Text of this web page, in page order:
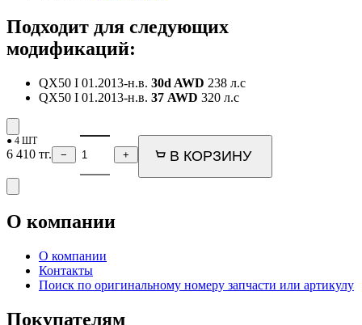
Подходит для следующих
модификаций:
QX50 I 01.2013-н.в. 30d AWD 238 л.с
QX50 I 01.2013-н.в. 37 AWD 320 л.с
● 4 ШТ
6 410 тг. − + В КОРЗИНУ
О компании
О компании
Контакты
Поиск по оригинальному номеру запчасти или артикулу
Покупателям